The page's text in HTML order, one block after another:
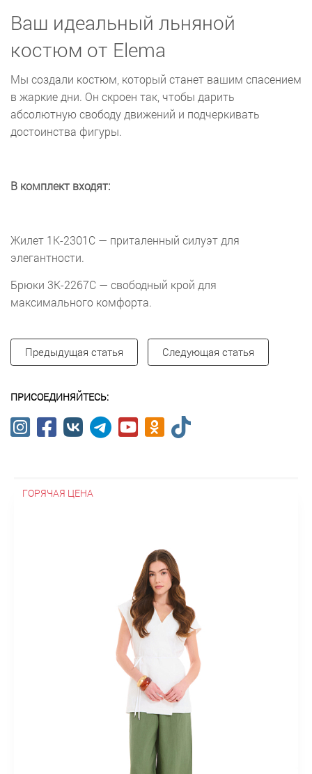
Ваш идеальный льняной
костюм от Elema
Мы создали костюм, который станет вашим спасением
в жаркие дни. Он скроен так, чтобы дарить
абсолютную свободу движений и подчеркивать
достоинства фигуры.
В комплект входят:
Жилет 1К-2301С — приталенный силуэт для
элегантности.
Брюки 3К-2267С — свободный крой для
максимального комфорта.
Предыдущая статья Следующая статья
ПРИСОЕДИНЯЙТЕСЬ:
ГОРЯЧАЯ ЦЕНА